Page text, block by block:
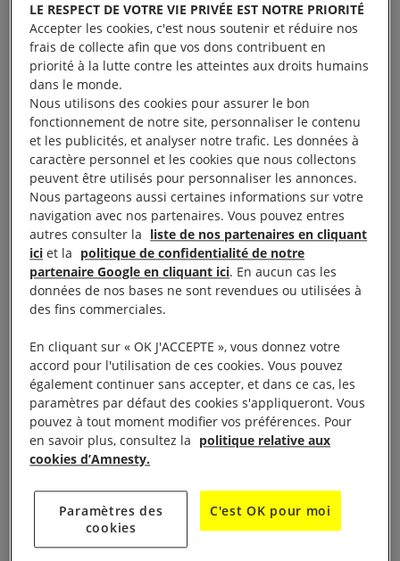
15H à 18H
En appui à la campagne AIF « Des visas pour la
liberté des femmes Afghanes persécutées » et au
rapport « La guerre des Talibans contre les
femmes », les groupes de la région Île de France
Sud Ouest organisent une table ronde sur la
situation des femmes en Afghanistan le samedi 20
LE RESPECT DE VOTRE VIE PRIVÉE EST NOTRE PRIORITÉ
Accepter les cookies, c'est nous soutenir et réduire nos
frais de collecte afin que vos dons contribuent en
priorité à la lutte contre les atteintes aux droits humains
dans le monde.
Nous utilisons des cookies pour assurer le bon
fonctionnement de notre site, personnaliser le contenu
et les publicités, et analyser notre trafic. Les données à
caractère personnel et les cookies que nous collectons
peuvent être utilisés pour personnaliser les annonces.
Nous partageons aussi certaines informations sur votre
navigation avec nos partenaires. Vous pouvez entres
autres consulter la liste de nos partenaires en cliquant
ici et la politique de confidentialité de notre
partenaire Google en cliquant ici. En aucun cas les
données de nos bases ne sont revendues ou utilisées à
des fins commerciales.
En cliquant sur « OK J'ACCEPTE », vous donnez votre
accord pour l'utilisation de ces cookies. Vous pouvez
également continuer sans accepter, et dans ce cas, les
paramètres par défaut des cookies s'appliqueront. Vous
pouvez à tout moment modifier vos préférences. Pour
en savoir plus, consultez la politique relative aux
cookies d’Amnesty.
Paramètres des
cookies
C'est OK pour moi